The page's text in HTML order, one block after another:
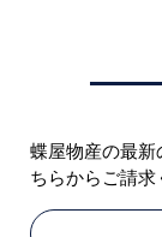
蝶屋物産の最新
ちらからご請求